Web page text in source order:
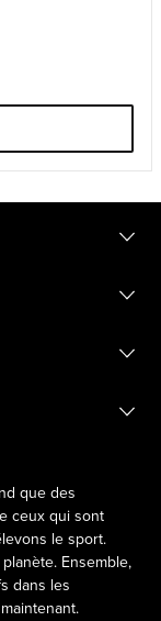
que des
ceux qui sont
le sport.
Ensemble,
dans les